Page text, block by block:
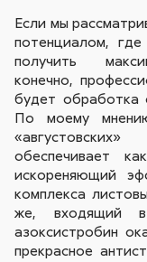
Если мы
потенциалом, где
получить
конечно,
будет
По моему
обеспечивает
искореняющий
комплекса
же, входящий
азоксистробин
прекрасное